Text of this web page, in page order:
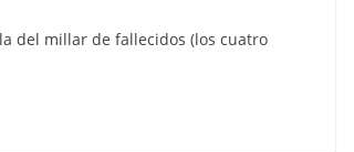
del millar de fallecidos (los cuatro